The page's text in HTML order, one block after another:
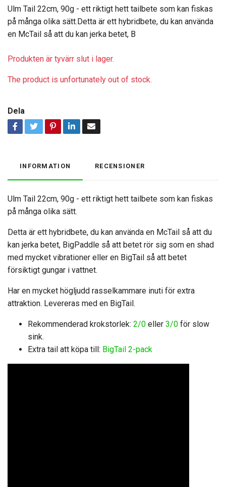
Ulm Tail 22cm, 90g - ett riktigt hett tailbete som kan fiskas
på många olika sätt.Detta är ett hybridbete, du kan använda
en McTail så att du kan jerka betet, B
Produkten är tyvärr slut i lager.
The product is unfortunately out of stock.
Dela
INFORMATION RECENSIONER
Ulm Tail 22cm, 90g - ett riktigt hett tailbete som kan fiskas
på många olika sätt.
Detta är ett hybridbete, du kan använda en McTail så att du
kan jerka betet, BigPaddle så att betet rör sig som en shad
med mycket vibrationer eller en BigTail så att betet
försiktigt gungar i vattnet.
Har en mycket högljudd rasselkammare inuti för extra
attraktion. Levereras med en BigTail.
Rekommenderad krokstorlek: 2/0 eller 3/0 för slow
sink.
Extra tail att köpa till: BigTail 2-pack